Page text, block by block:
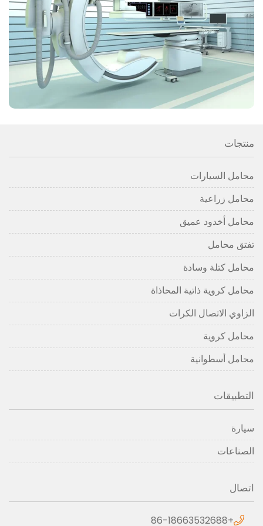
منتجات
محامل السيارات
محامل زراعية
محامل أخدود عميق
تفتق محامل
محامل كتلة وسادة
محامل كروية ذاتية المحاذاة
الزاوي الاتصال الكرات
محامل كروية
محامل أسطوانية
التطبيقات
سيارة
الصناعات
اتصال
+86-18663532688